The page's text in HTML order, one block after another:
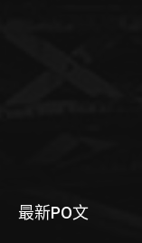
最新PO文